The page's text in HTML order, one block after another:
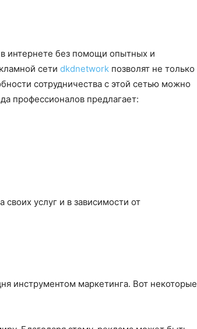
интернете без помощи опытных и
сети dkdnetwork позволят не только
сотрудничества с этой сетью можно
профессионалов предлагает:
услуг и в зависимости от
инструментом маркетинга. Вот некоторые